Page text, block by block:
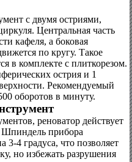
с двумя остриями,
Центральная часть
кафеля, а боковая
по кругу. Такое
в комплекте с плиткорезом.
острия и 1
Рекомендуемый
оборотов в минуту.
реноватор действует
Шпиндель прибора
3-4 градуса, что позволяет
но избежать разрушения